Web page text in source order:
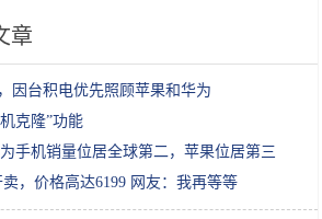
章
因台积电优先照顾苹果和华为
克隆”功能
手机销量位居全球第二，苹果位居第三
，价格高达6199 网友：我再等等